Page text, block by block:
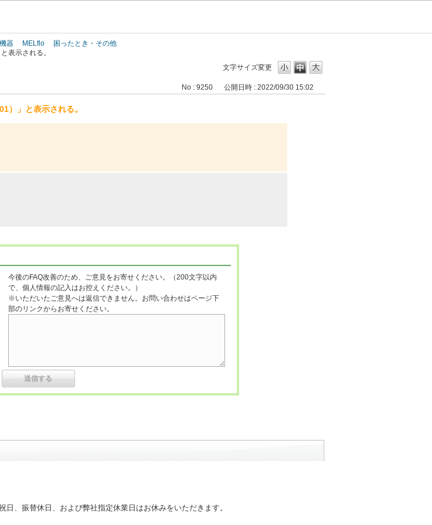
器 MELflo
困ったとき・その他
表示される。
文字サイズ変更
No : 9250 公開日時 : 2022/09/30 15:02
）」と表示される。
今後のFAQ改善のため、ご意見をお寄せください。（200文字以内
で、個人情報の記入はお控えください。）
※いただいたご意見へは返信できません。お問い合わせはページ下
部のリンクからお寄せください。
日、振替休日、および弊社指定休業日はお休みをいただきます。